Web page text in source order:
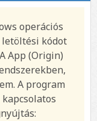
operációs
kódot
App (Origin)
A program